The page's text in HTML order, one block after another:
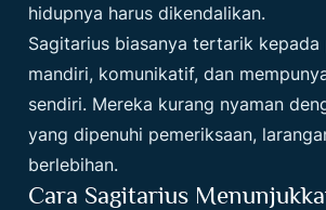
hidupnya harus dikendalikan.
Sagitarius biasanya tertarik
mandiri, komunikatif, dan
sendiri. Mereka kurang nyaman
yang dipenuhi pemeriksaan,
berlebihan.
Cara Sagitarius